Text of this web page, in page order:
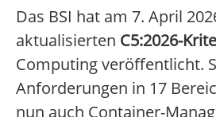
Das BSI hat am 7. April
aktualisierten C5:2026-
Computing veröffentlicht.
Anforderungen in 17
nun auch Container-